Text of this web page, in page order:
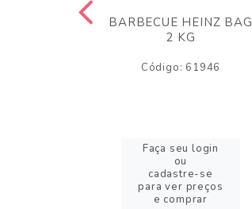
BARBECUE HEINZ BAG
2 KG
Código: 61946
Faça seu login
ou
cadastre-se
para ver preços
e comprar